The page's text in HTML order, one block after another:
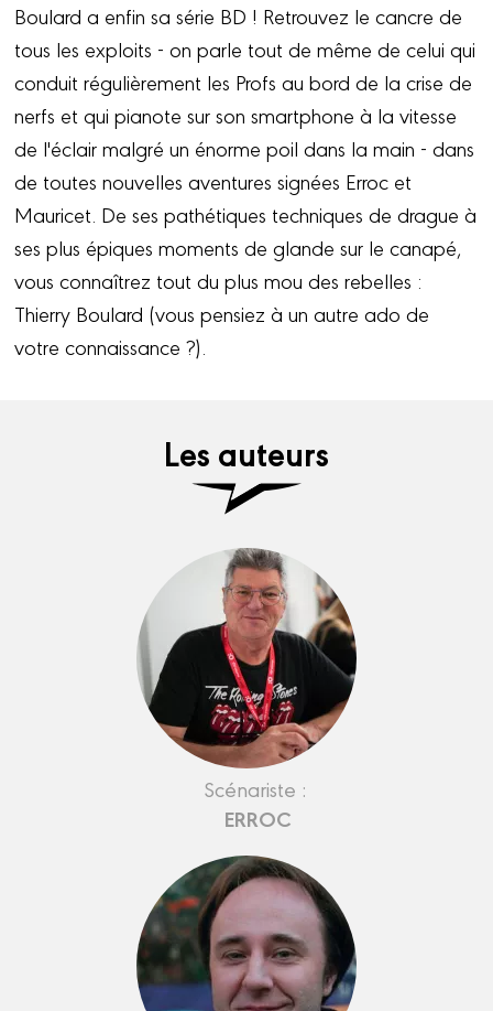
Boulard a enfin sa série BD ! Retrouvez le cancre de
tous les exploits - on parle tout de même de celui qui
conduit régulièrement les Profs au bord de la crise de
nerfs et qui pianote sur son smartphone à la vitesse
de l'éclair malgré un énorme poil dans la main - dans
de toutes nouvelles aventures signées Erroc et
Mauricet. De ses pathétiques techniques de drague à
ses plus épiques moments de glande sur le canapé,
vous connaîtrez tout du plus mou des rebelles :
Thierry Boulard (vous pensiez à un autre ado de
votre connaissance ?).
Les auteurs
Scénariste :
ERROC